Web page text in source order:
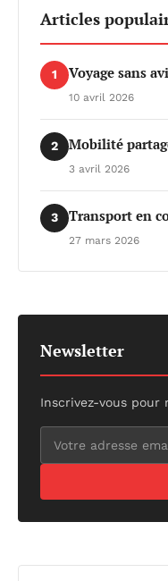
Articles
1 Voyage sans
10 avril 2026
2 Mobilité
3 avril 2026
3 Transport en
27 mars 2026
Newsletter
Inscrivez-vous